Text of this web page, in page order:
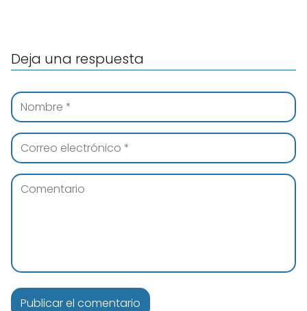
Deja una respuesta